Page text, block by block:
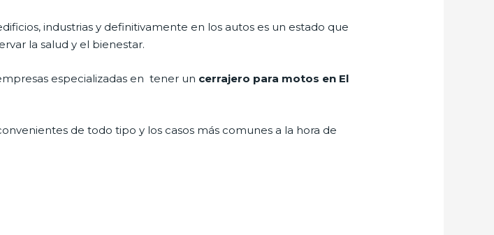
industrias y definitivamente en los autos es un estado que
la salud y el bienestar.
especializadas en tener un cerrajero para motos en El
de todo tipo y los casos más comunes a la hora de